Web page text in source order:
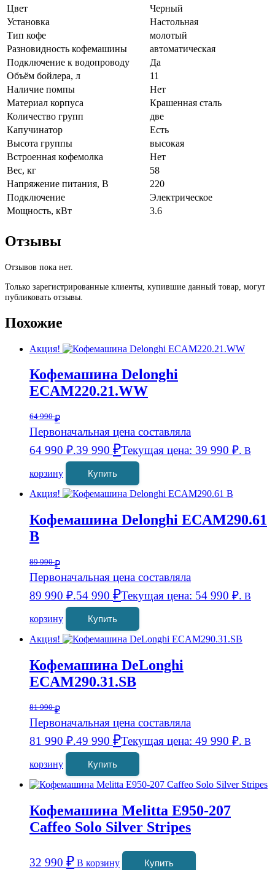
Цвет
Черный
Установка
Настольная
Тип кофе
молотый
Разновидность кофемашины
автоматическая
Подключение к водопроводу
Да
Объём бойлера, л
11
Наличие помпы
Нет
Материал корпуса
Крашенная сталь
Количество групп
две
Капучинатор
Есть
Высота группы
высокая
Встроенная кофемолка
Нет
Вес, кг
58
Напряжение питания, В
220
Подключение
Электрическое
Мощность, кВт
3.6
Отзывы
Отзывов пока нет.
Только зарегистрированные клиенты, купившие данный товар, могут
публиковать отзывы.
Похожие
Акция!
Кофемашина Delonghi
ECAM220.21.WW
64 990₽
Первоначальная цена составляла
64 990 ₽.39 990 ₽Текущая цена: 39 990 ₽. В
корзину
Купить
Акция!
Кофемашина Delonghi ECAM290.61
B
89 990₽
Первоначальная цена составляла
89 990 ₽.54 990 ₽Текущая цена: 54 990 ₽. В
корзину
Купить
Акция!
Кофемашина DeLonghi
ECAM290.31.SB
81 990₽
Первоначальная цена составляла
81 990 ₽.49 990 ₽Текущая цена: 49 990 ₽. В
корзину Купить
Кофемашина Melitta E950-207
Caffeo Solo Silver Stripes
32 990 ₽ В корзину Купить